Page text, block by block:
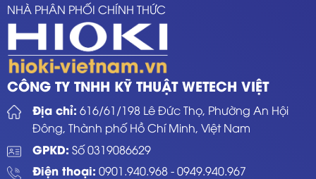
NHÀ PHÂN PHỐI CHÍNH THỨC
CÔNG TY TNHH KỸ THUẬT WETECH VIỆT
Địa chỉ: 616/61/198 Lê Đức Thọ, Phường An Hội
Đông, Thành phố Hồ Chí Minh, Việt Nam
GPKD: Số 0319086629
Điện thoại: 0901.940.968-0949.940.967